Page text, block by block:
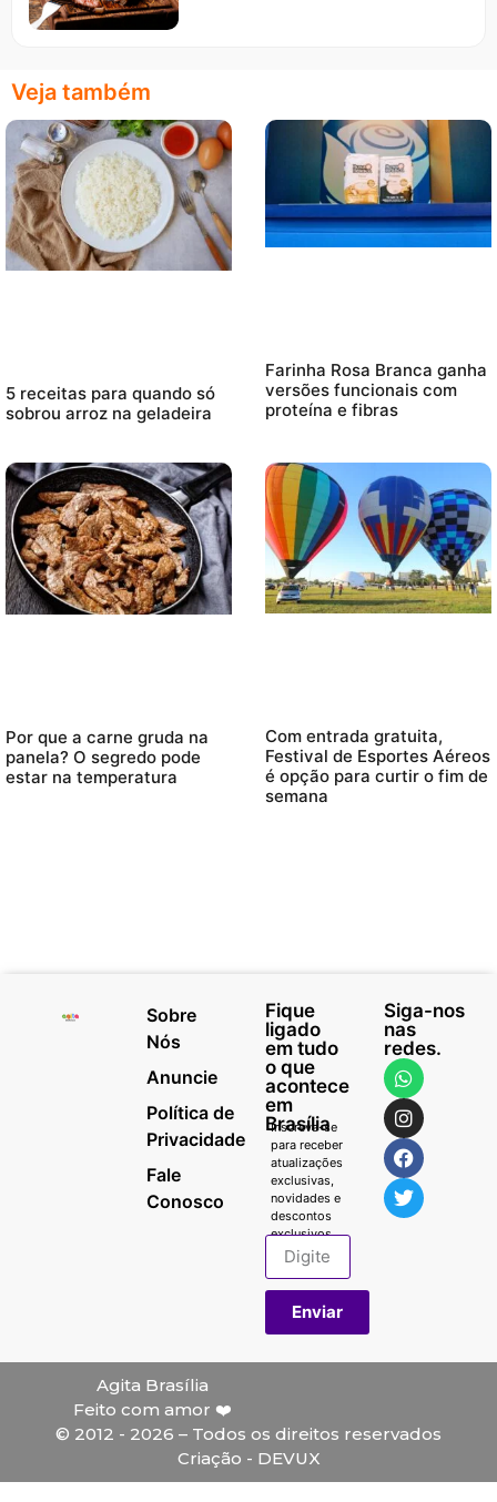
Veja também
5 receitas para quando só
sobrou arroz na geladeira
Farinha Rosa Branca ganha
versões funcionais com
proteína e fibras
Por que a carne gruda na
panela? O segredo pode
estar na temperatura
Com entrada gratuita,
Festival de Esportes Aéreos
é opção para curtir o fim de
semana
Sobre
Nós
Anuncie
Política de
Privacidade
Fale
Conosco
Fique
ligado
em tudo
o que
acontece
em
Brasília
Inscreva-se
para receber
atualizações
exclusivas,
novidades e
descontos
exclusivos.
Enviar
Siga-nos
nas
redes.
Agita Brasília
Feito com amor ❤️
© 2012 - 2026 – Todos os direitos reservados
Criação - DEVUX